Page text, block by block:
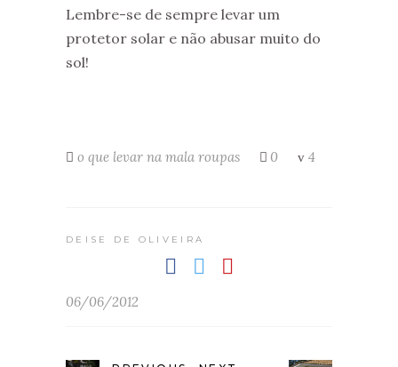
Lembre-se de sempre levar um
protetor solar e não abusar muito do
sol!
o que levar na mala roupas 0 4
DEISE DE OLIVEIRA
06/06/2012